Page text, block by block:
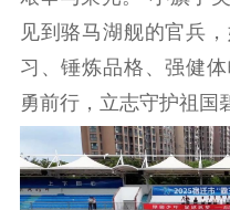
见到骆马湖舰的官兵
习、锤炼品格、强健
勇前行，立志守护祖国